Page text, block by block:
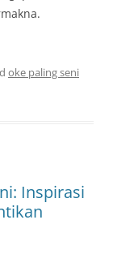
oke paling seni
Inspirasi